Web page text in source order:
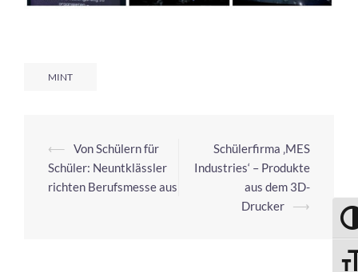
MINT
⟵
Von Schülern für
Schüler: Neuntklässler
richten Berufsmesse aus
Schülerfirma ‚MES
Industries‘ – Produkte
aus dem 3D-
Drucker
⟶